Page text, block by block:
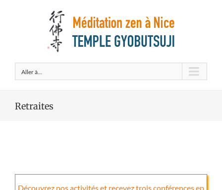
Aller à...
Retraites
Découvrez nos activités et recevez trois conférences en